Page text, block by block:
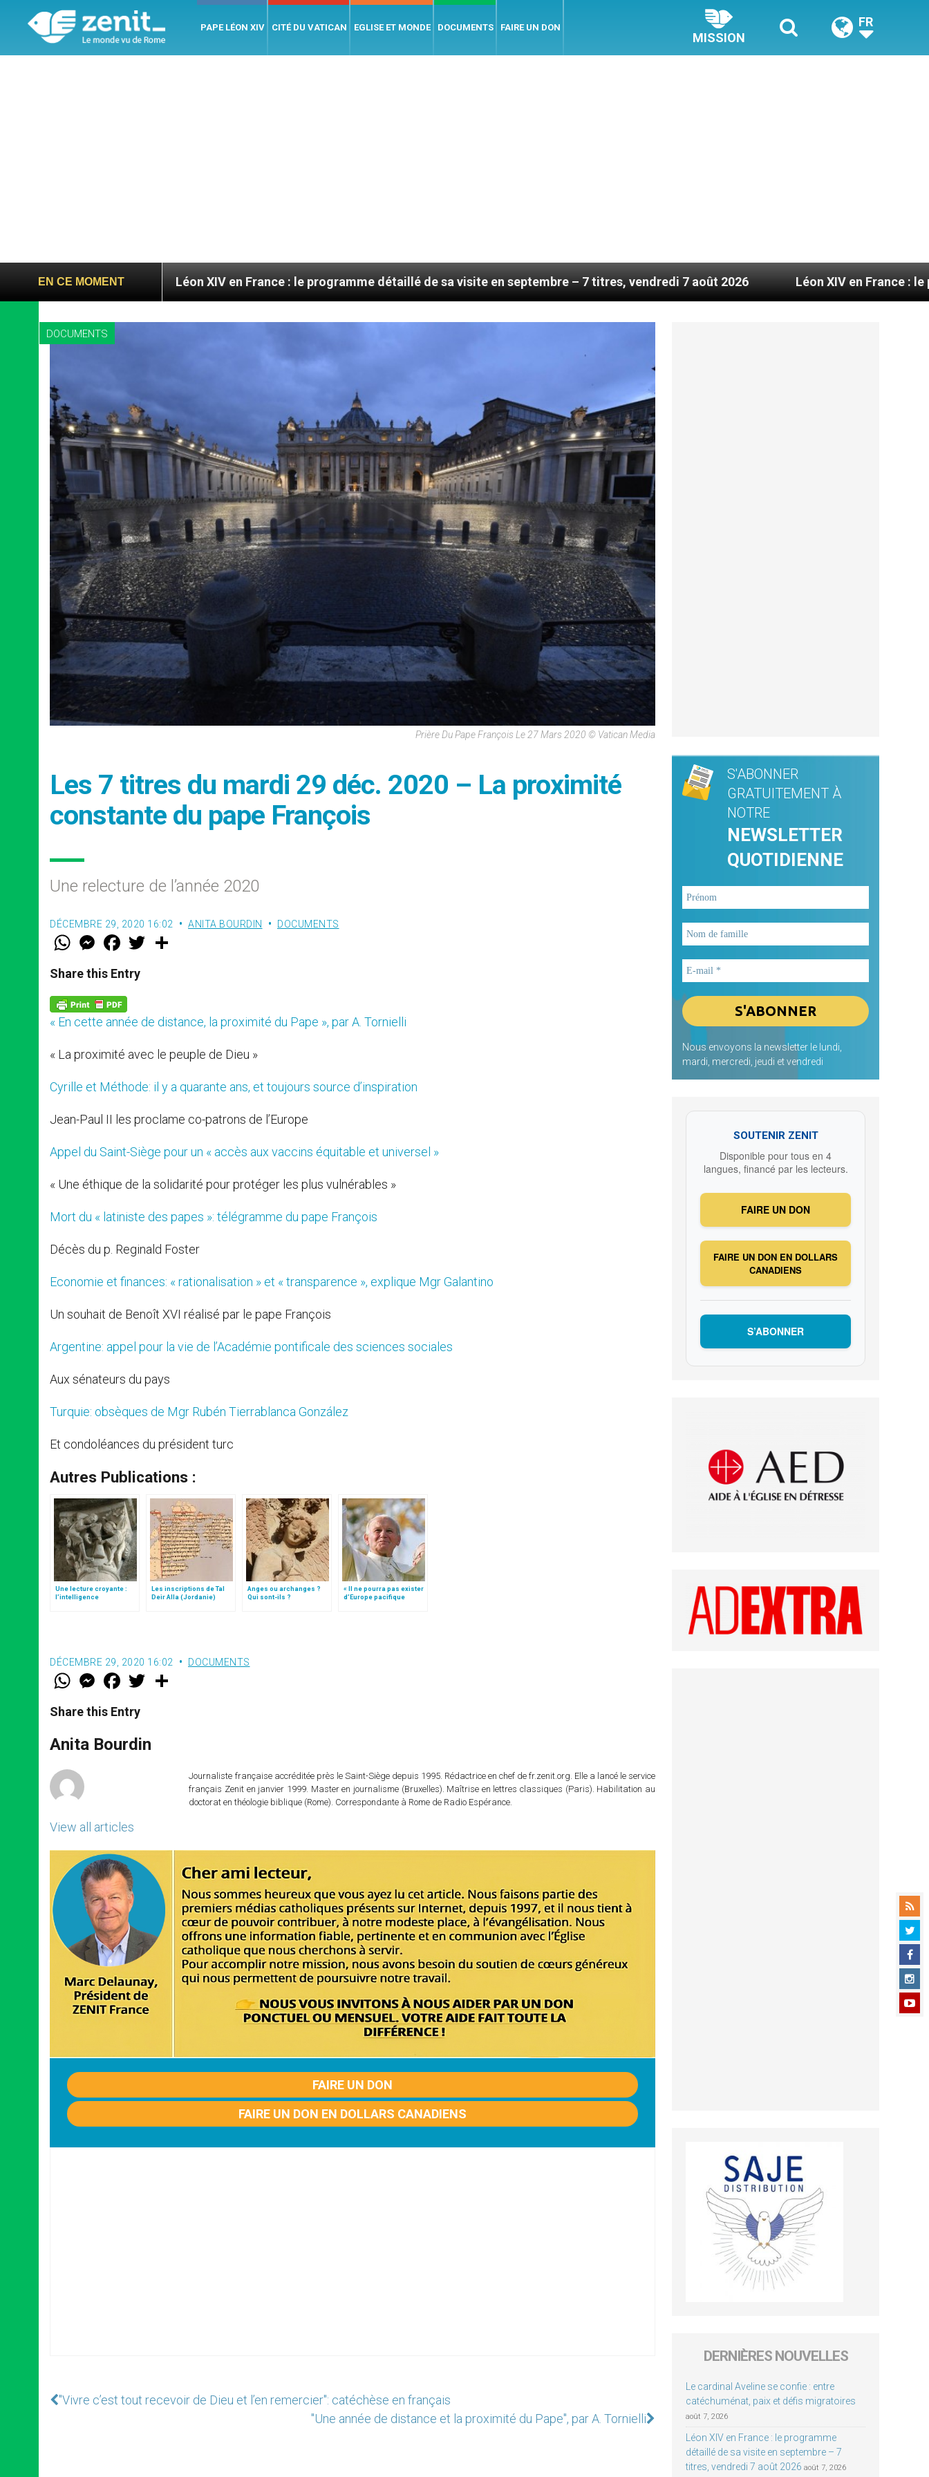
PAPE LÉON XIV CITÉ DU VATICAN EGLISE ET MONDE DOCUMENTS FAIRE UN DON
MISSION
FR
EN CE MOMENT
Léon XIV en France : le programme détaillé de sa visite en septembre – 7 titres, vendredi 7 août 2026 Léon XIV en France : le programme
DOCUMENTS
Prière Du Pape François Le 27 Mars 2020 © Vatican Media
Les 7 titres du mardi 29 déc. 2020 – La proximité
constante du pape François
Une relecture de l’année 2020
DÉCEMBRE 29, 2020 16:02 ANITA BOURDIN DOCUMENTS
W
t
s
p
p
M
e
s
e
g
e
r
F
a
e
b
o
k
w
Share this Entry
« En cette année de distance, la proximité du Pape », par A. Tornielli
« La proximité avec le peuple de Dieu »
Cyrille et Méthode: il y a quarante ans, et toujours source d’inspiration
Jean-Paul II les proclame co-patrons de l’Europe
Appel du Saint-Siège pour un « accès aux vaccins équitable et universel »
« Une éthique de la solidarité pour protéger les plus vulnérables »
Mort du « latiniste des papes »: télégramme du pape François
Décès du p. Reginald Foster
Economie et finances: « rationalisation » et « transparence », explique Mgr Galantino
Un souhait de Benoît XVI réalisé par le pape François
Argentine: appel pour la vie de l’Académie pontificale des sciences sociales
Aux sénateurs du pays
Turquie: obsèques de Mgr Rubén Tierrablanca González
Et condoléances du président turc
Autres Publications :
Une lecture croyante :
l’intelligence
Les inscriptions de Tal
Deir Alla (Jordanie)
Anges ou archanges ?
Qui sont-ils ?
« Il ne pourra pas exister
d’Europe pacifique
DÉCEMBRE 29, 2020 16:02 DOCUMENTS
W
t
s
p
p
M
e
s
e
g
e
F
a
e
b
o
k
w
r
Share this Entry
Anita Bourdin
View all articles
Journaliste française accréditée près le Saint-Siège depuis 1995. Rédactrice en chef de fr.zenit.org. Elle a lancé le service
français Zenit en janvier 1999. Master en journalisme (Bruxelles). Maîtrise en lettres classiques (Paris). Habilitation au
doctorat en théologie biblique (Rome). Correspondante à Rome de Radio Espérance.
FAIRE UN DON
FAIRE UN DON EN DOLLARS CANADIENS
"Vivre c’est tout recevoir de Dieu et l’en remercier": catéchèse en français
"Une année de distance et la proximité du Pape", par A. Tornielli
S'ABONNER
GRATUITEMENT À
NOTRE
NEWSLETTER
QUOTIDIENNE
Nous envoyons la newsletter le lundi,
mardi, mercredi, jeudi et vendredi
SOUTENIR ZENIT
Disponible pour tous en 4
langues, financé par les lecteurs.
FAIRE UN DON
FAIRE UN DON EN DOLLARS
CANADIENS
S’ABONNER
DERNIÈRES NOUVELLES
Le cardinal Aveline se confie : entre
catéchuménat, paix et défis migratoires
août 7, 2026
Léon XIV en France : le programme
détaillé de sa visite en septembre – 7
titres, vendredi 7 août 2026 août 7, 2026